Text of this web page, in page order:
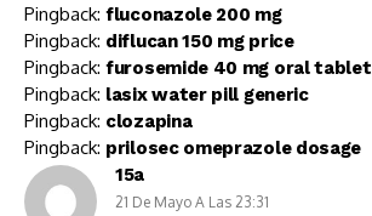
Pingback: fluconazole 200 mg
Pingback: diflucan 150 mg price
Pingback: furosemide 40 mg oral tablet
Pingback: lasix water pill generic
Pingback: clozapina
Pingback: prilosec omeprazole dosage
15a
21 De Mayo A Las 23:31